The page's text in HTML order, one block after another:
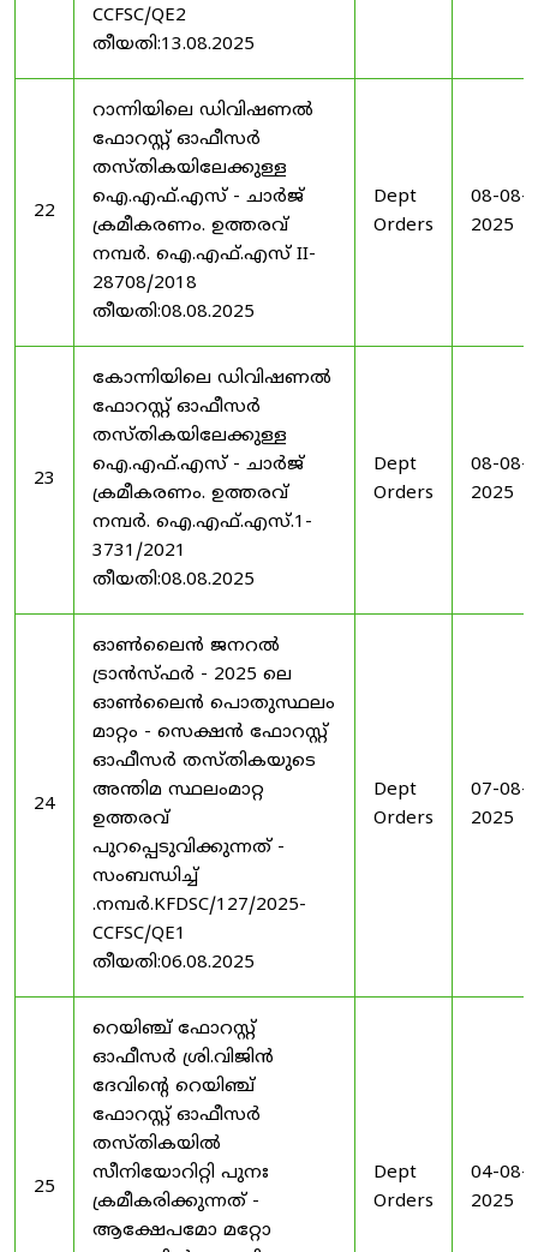
CCFSC/QE2
തീയതി:13.08.2025
22
റാന്നിയിലെ ഡിവിഷണൽ
ഫോറസ്റ്റ് ഓഫീസർ
തസ്തികയിലേക്കുള്ള
ഐ.എഫ്.എസ് - ചാർജ്
ക്രമീകരണം. ഉത്തരവ്
നമ്പർ. ഐ.എഫ്.എസ് II-
28708/2018
തീയതി:08.08.2025
Dept
Orders
08-08-
2025
23
കോന്നിയിലെ ഡിവിഷണൽ
ഫോറസ്റ്റ് ഓഫീസർ
തസ്തികയിലേക്കുള്ള
ഐ.എഫ്.എസ് - ചാർജ്
ക്രമീകരണം. ഉത്തരവ്
നമ്പർ. ഐ.എഫ്.എസ്.1-
3731/2021
തീയതി:08.08.2025
Dept
Orders
08-08-
2025
24
ഓൺലൈൻ ജനറൽ
ട്രാൻസ്ഫർ - 2025 ലെ
ഓൺലൈൻ പൊതുസ്ഥലം
മാറ്റം - സെക്ഷൻ ഫോറസ്റ്റ്
ഓഫീസർ തസ്തികയുടെ
അന്തിമ സ്ഥലംമാറ്റ
ഉത്തരവ്
പുറപ്പെടുവിക്കുന്നത് -
സംബന്ധിച്ച്
.നമ്പർ.KFDSC/127/2025-
CCFSC/QE1
തീയതി:06.08.2025
Dept
Orders
07-08-
2025
25
റെയിഞ്ച് ഫോറസ്റ്റ്
ഓഫീസർ ശ്രി.വിജിൻ
ദേവിന്റെ റെയിഞ്ച്
ഫോറസ്റ്റ് ഓഫീസർ
തസ്തികയിൽ
സീനിയോറിറ്റി പുനഃ
ക്രമീകരിക്കുന്നത് -
ആക്ഷേപമോ മറ്റോ
Dept
Orders
04-08-
2025